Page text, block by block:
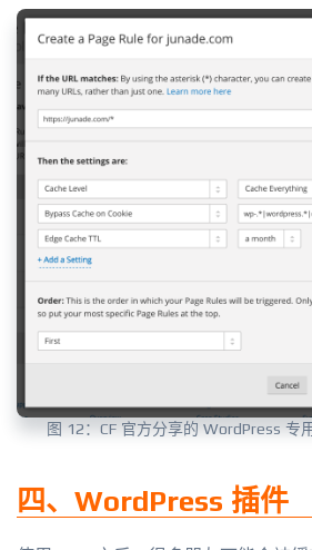
图 12：CF 官方分享的 WordPress 专
四、WordPress 插件